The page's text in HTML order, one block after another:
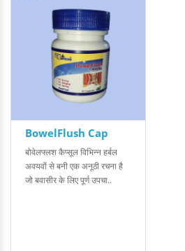
BowelFlush Cap
बोवेलफ्लश कैप्सूल विभिन्न हर्बल
अवयवों से बनी एक अनूठी रचना है
जो बवासीर के लिए पूर्ण उपचा..